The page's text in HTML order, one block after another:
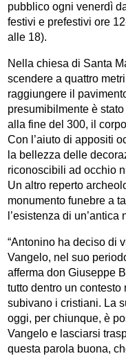
pubblico ogni venerdì
festivi e prefestivi ore
alle 18).
Nella chiesa di Santa
scendere a quattro
raggiungere il
presumibilmente è
alla fine del 300, il
Con l’aiuto di appositi
la bellezza delle
riconoscibili ad occhio
Un altro reperto
monumento funebre a
l’esistenza di
“Antonino ha deciso di
Vangelo, nel suo
afferma don Giuseppe
tutto dentro un
subivano i cristiani. La
oggi, per chiunque, è
Vangelo e lasciarsi
questa parola buona,